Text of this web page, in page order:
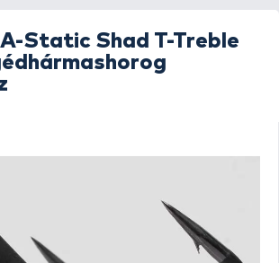
A-Static Shad T-Treble